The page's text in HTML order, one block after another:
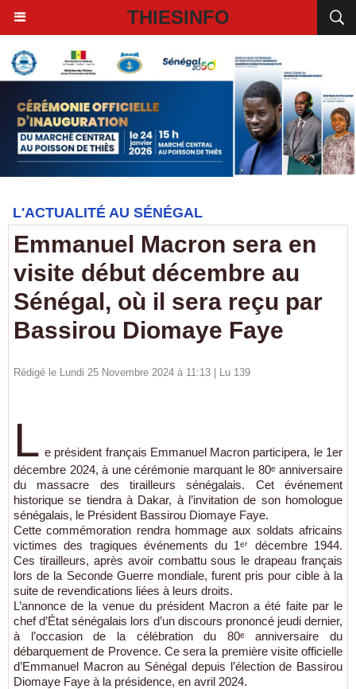
THIESINFO
L'ACTUALITÉ AU SÉNÉGAL
Emmanuel Macron sera en
visite début décembre au
Sénégal, où il sera reçu par
Bassirou Diomaye Faye
Rédigé le Lundi 25 Novembre 2024 à 11:13 | Lu 139
L e président français Emmanuel Macron participera, le 1er
décembre 2024, à une cérémonie marquant le 80ᵉ anniversaire
du massacre des tirailleurs sénégalais. Cet événement
historique se tiendra à Dakar, à l’invitation de son homologue
sénégalais, le Président Bassirou Diomaye Faye.
Cette commémoration rendra hommage aux soldats africains
victimes des tragiques événements du 1ᵉʳ décembre 1944.
Ces tirailleurs, après avoir combattu sous le drapeau français
lors de la Seconde Guerre mondiale, furent pris pour cible à la
suite de revendications liées à leurs droits.
L’annonce de la venue du président Macron a été faite par le
chef d’État sénégalais lors d’un discours prononcé jeudi dernier,
à l’occasion de la célébration du 80ᵉ anniversaire du
débarquement de Provence. Ce sera la première visite officielle
d’Emmanuel Macron au Sénégal depuis l’élection de Bassirou
Diomaye Faye à la présidence, en avril 2024.